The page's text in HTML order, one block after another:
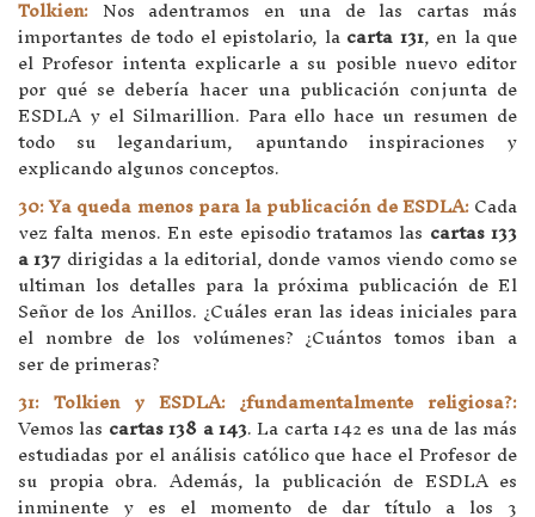
Tolkien: Nos adentramos en una de las cartas más
importantes de todo el epistolario, lacarta 131, en la que
el Profesor intenta explicarle a su posible nuevo editor
por qué se debería hacer una publicación conjunta de
ESDLA y el Silmarillion. Para ello hace un resumen de
todo su legandarium, apuntando inspiraciones y
explicando algunos conceptos.
30: Ya queda menos para la publicación de ESDLA:Cada
vez falta menos. En este episodio tratamos las cartas 133
a 137dirigidas a la editorial, donde vamos viendo como se
ultiman los detalles para la próxima publicación de El
Señor de los Anillos. ¿Cuáles eran las ideas iniciales para
el nombre de los volúmenes? ¿Cuántos tomos iban a
ser de primeras?
31: Tolkien y ESDLA: ¿fundamentalmente religiosa?:
Vemos las cartas 138 a 143. La carta 142 es una de las más
estudiadas por el análisis católico que hace el Profesor de
su propia obra. Además, la publicación de ESDLA es
inminente y es el momento de dar título a los 3